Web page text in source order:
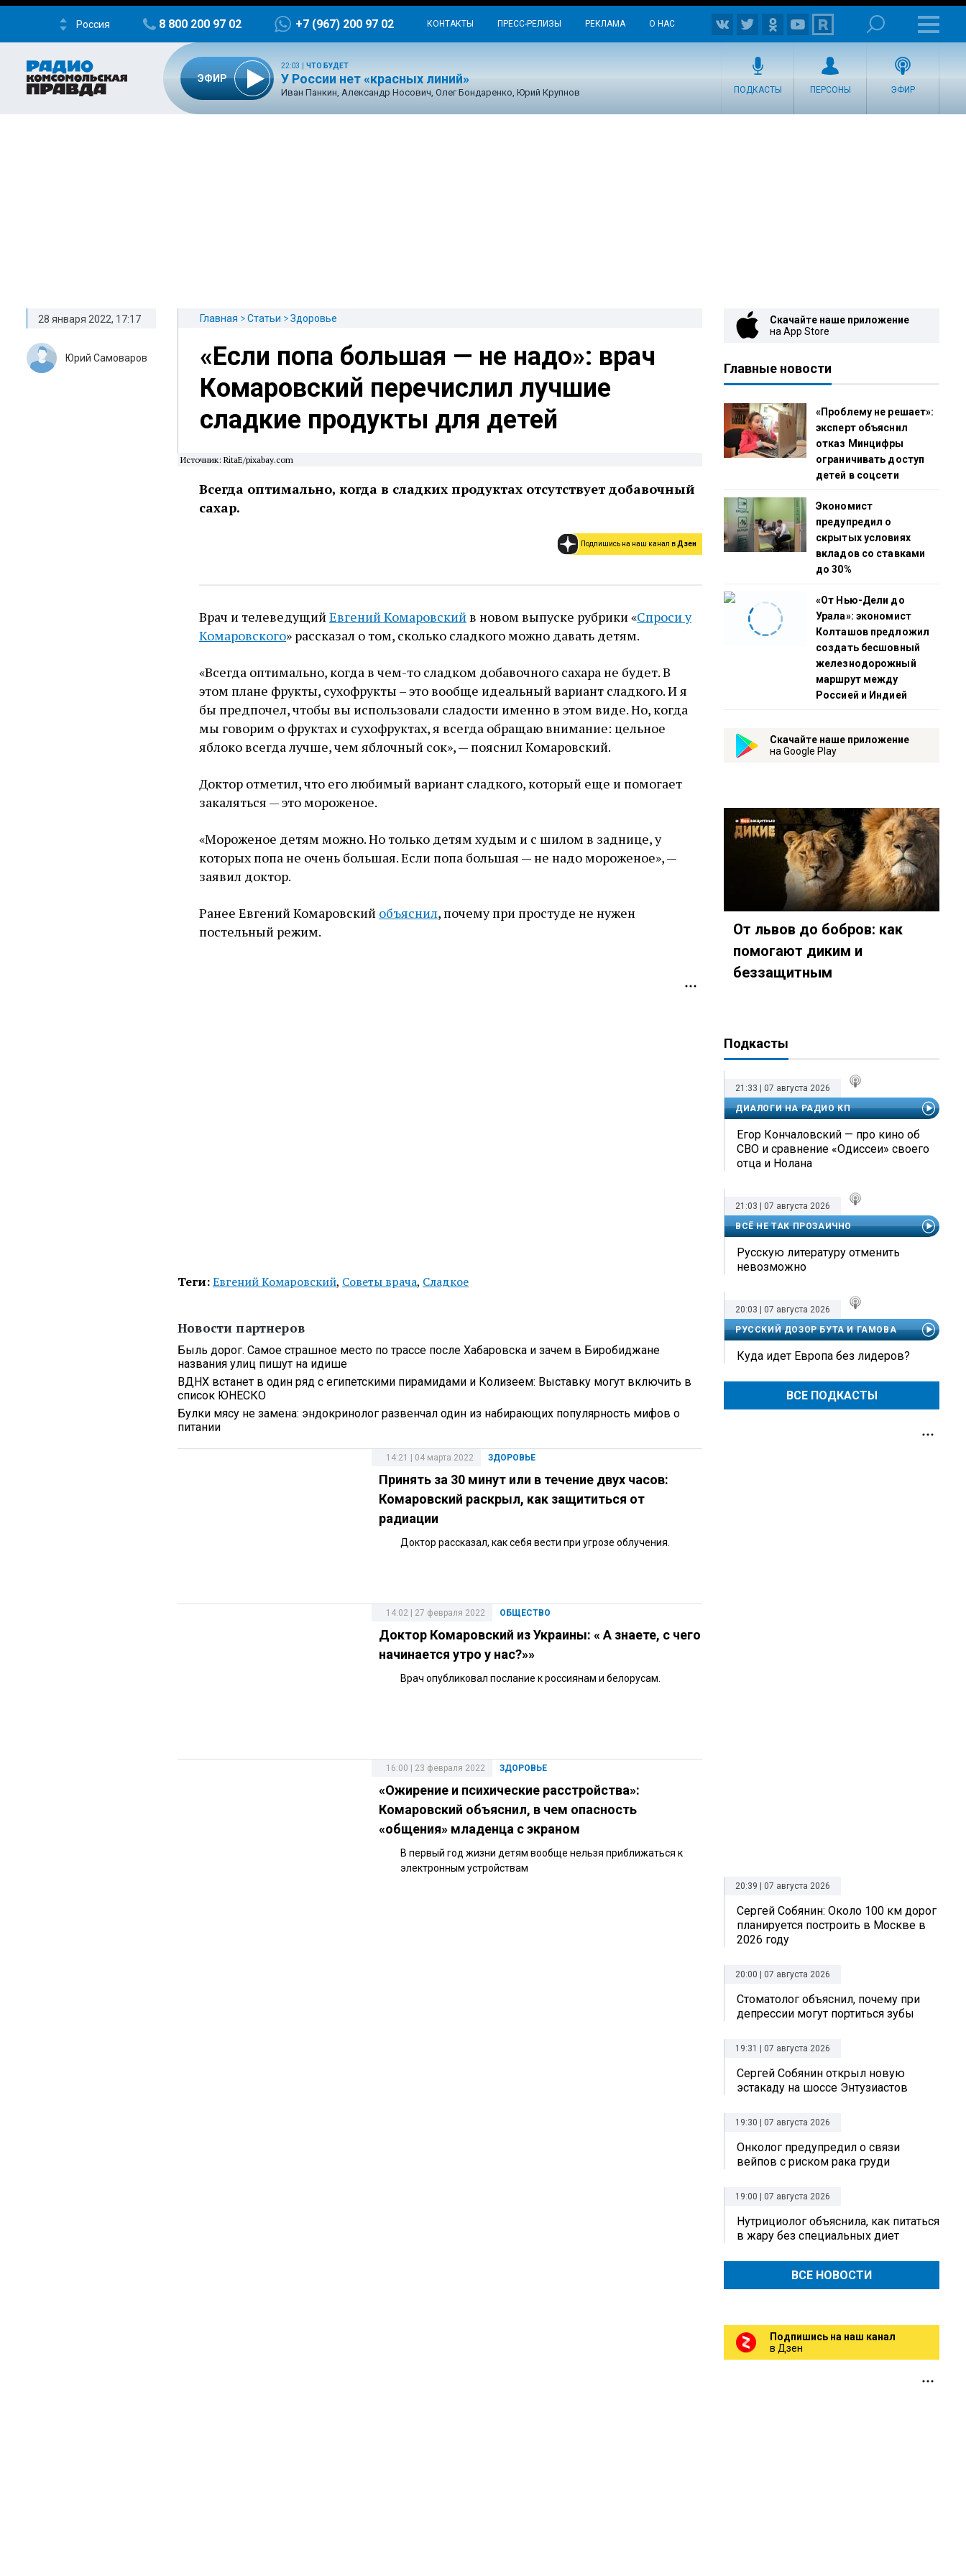
Россия 8 800 200 97 02 +7 (967) 200 97 02 КОНТАКТЫ ПРЕСС-РЕЛИЗЫ РЕКЛАМА О НАС
ЭФИР
22:03 ЧТО БУДЕТ
У России нет «красных линий»
Иван Панкин, Александр Носович, Олег Бондаренко, Юрий Крупнов ПОДКАСТЫ ПЕРСОНЫ ЭФИР
Главная Статьи Здоровье
«Если попа большая — не надо»: врач
Комаровский перечислил лучшие
сладкие продукты для детей
Источник: RitaE/pixabay.com
Всегда оптимально, когда в сладких продуктах отсутствует добавочный
сахар.
Подпишись на наш канал вДзен
Врач и телеведущийЕвгений Комаровскийв новом выпуске рубрики «Спроси у
Комаровского» рассказал о том, сколько сладкого можно давать детям.
«Всегда оптимально, когда в чем-то сладком добавочного сахара не будет. В
этом плане фрукты, сухофрукты – это вообще идеальный вариант сладкого. И я
бы предпочел, чтобы вы использовали сладости именно в этом виде. Но, когда
мы говорим о фруктах и сухофруктах, я всегда обращаю внимание: цельное
яблоко всегда лучше, чем яблочный сок», — пояснил Комаровский.
Доктор отметил, что его любимый вариант сладкого, который еще и помогает
закаляться — это мороженое.
«Мороженое детям можно. Но только детям худым и с шилом в заднице, у
которых попа не очень большая. Если попа большая — не надо мороженое», —
заявил доктор.
Ранее Евгений Комаровский объяснил, почему при простуде не нужен
постельный режим.
28 января 2022, 17:17
Юрий Самоваров
Теги:Евгений Комаровский, Советы врача, Сладкое
Новости партнеров
Быль дорог. Самое страшное место по трассе после Хабаровска и зачем в Биробиджане
названия улиц пишут на идише
ВДНХ встанет в один ряд с египетскими пирамидами и Колизеем: Выставку могут включить в
список ЮНЕСКО
Булки мясу не замена: эндокринолог развенчал один из набирающих популярность мифов о
питании
ЗДОРОВЬЕ
14:21 | 04 марта 2022
Принять за 30 минут или в течение двух часов:
Комаровский раскрыл, как защититься от
радиации
Доктор рассказал, как себя вести при угрозе облучения.
ОБЩЕСТВО
14:02 | 27 февраля 2022
Доктор Комаровский из Украины: « А знаете, с чего
начинается утро у нас?»»
Врач опубликовал послание к россиянам и белорусам.
ЗДОРОВЬЕ
16:00 | 23 февраля 2022
«Ожирение и психические расстройства»:
Комаровский объяснил, в чем опасность
«общения» младенца с экраном
В первый год жизни детям вообще нельзя приближаться к
электронным устройствам
Скачайте наше приложение
на App Store
Главные новости
«Проблему не решает»:
эксперт объяснил
отказ Минцифры
ограничивать доступ
детей в соцсети
Экономист
предупредил о
скрытых условиях
вкладов со ставками
до 30%
«От Нью-Дели до
Урала»: экономист
Колташов предложил
создать бесшовный
железнодорожный
маршрут между
Россией и Индией
Скачайте наше приложение
на Google Play
От львов до бобров: как
помогают диким и
беззащитным
Подкасты
21:33 | 07 августа 2026
ДИАЛОГИ НА РАДИО КП
Егор Кончаловский — про кино об
СВО и сравнение «Одиссеи» своего
отца и Нолана
21:03 | 07 августа 2026
ВСЁ НЕ ТАК ПРОЗАИЧНО
Русскую литературу отменить
невозможно
20:03 | 07 августа 2026
РУССКИЙ ДОЗОР БУТА И ГАМОВА
Куда идет Европа без лидеров?
ВСЕ ПОДКАСТЫ
20:39 | 07 августа 2026
Сергей Собянин: Около 100 км дорог
планируется построить в Москве в
2026 году
20:00 | 07 августа 2026
Стоматолог объяснил, почему при
депрессии могут портиться зубы
19:31 | 07 августа 2026
Сергей Собянин открыл новую
эстакаду на шоссе Энтузиастов
19:30 | 07 августа 2026
Онколог предупредил о связи
вейпов с риском рака груди
19:00 | 07 августа 2026
Нутрициолог объяснила, как питаться
в жару без специальных диет
ВСЕ НОВОСТИ
Подпишись на наш канал
в Дзен